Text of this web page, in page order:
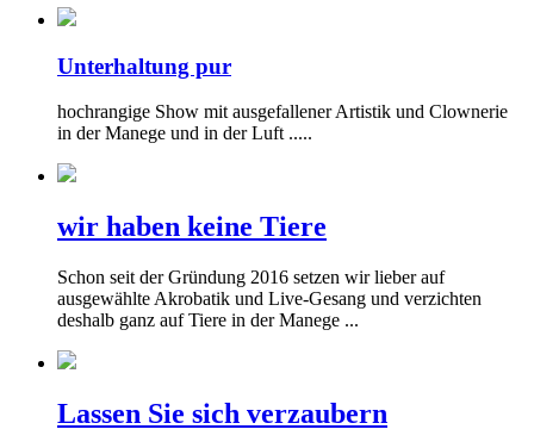
Unterhaltung pur
hochrangige Show mit ausgefallener Artistik und Clownerie
in der Manege und in der Luft .....
wir haben keine Tiere
Schon seit der Gründung 2016 setzen wir lieber auf
ausgewählte Akrobatik und Live-Gesang und verzichten
deshalb ganz auf Tiere in der Manege ...
Lassen Sie sich verzaubern